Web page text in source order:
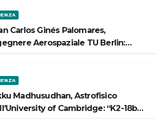
Carlos Ginés Palomares,
Aerospaziale TU Berlin:
Madhusudhan, Astrofisico
of Cambridge: “K2-18b